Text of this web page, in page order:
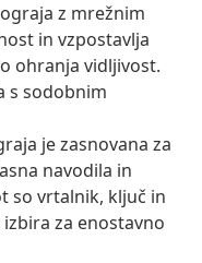
z mrežnim
in vzpostavlja
ohranja vidljivost.
s sodobnim
je zasnovana za
navodila in
so vrtalnik, ključ in
za enostavno